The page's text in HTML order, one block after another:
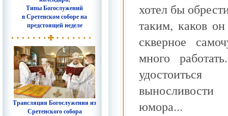
Типы Богослужений
в Сретенском соборе на
предстоящей неделе
Трансляция Богослужения из
Сретенского собора
хотел бы
таким, каков
скверное
много
удостоиться
юмора...